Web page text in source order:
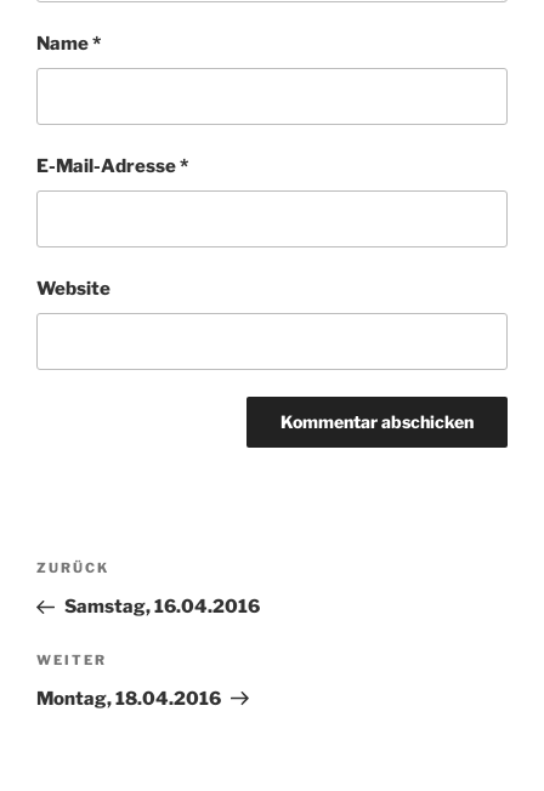
Name*
E-Mail-Adresse*
Website
Beitragsnavigation
Vorheriger
Beitrag
ZURÜCK
Samstag, 16.04.2016
Nächster
Beitrag
WEITER
Montag, 18.04.2016